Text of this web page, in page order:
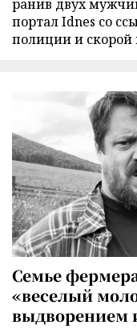
ранив двух
портал Idnes со
полиции и
Семье
«веселый
выдворением